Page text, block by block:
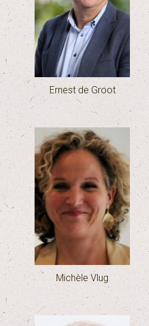
Ernest de Groot
Michèle Vlug